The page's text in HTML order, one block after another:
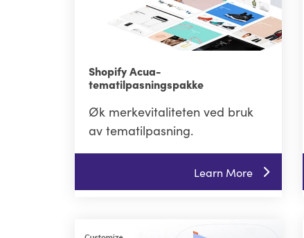
Shopify Acua-
tematilpasningspakke
Øk merkevitaliteten ved bruk
av tematilpasning.
Learn More